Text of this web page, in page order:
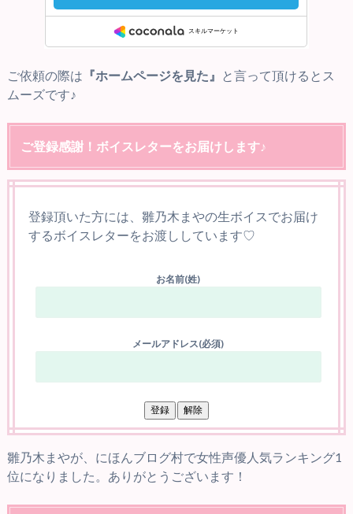
ご依頼の際は 『ホームページを見た』
と言って頂けるとス
ムーズです♪
ご登録感謝！ボイスレターをお届けします♪
登録頂いた方には、雛乃木まやの生ボイスでお届け
するボイスレターをお渡ししています♡
お名前(姓)
メールアドレス(必須)
雛乃木まやが、にほんブログ村で女性声優人気ランキング1
位になりました。ありがとうございます！